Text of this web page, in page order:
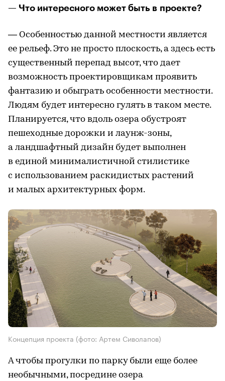
— Что интересного может быть в проекте?
— Особенностью данной местности является
ее рельеф. Это не просто плоскость, а здесь есть
существенный перепад высот, что дает
возможность проектировщикам проявить
фантазию и обыграть особенности местности.
Людям будет интересно гулять в таком месте.
Планируется, что вдоль озера обустроят
пешеходные дорожки и лаунж-зоны,
а ландшафтный дизайн будет выполнен
в единой минималистичной стилистике
с использованием раскидистых растений
и малых архитектурных форм.
Концепция проекта (фото: Артем Сиволапов)
А чтобы прогулки по парку были еще более
необычными, посредине озера